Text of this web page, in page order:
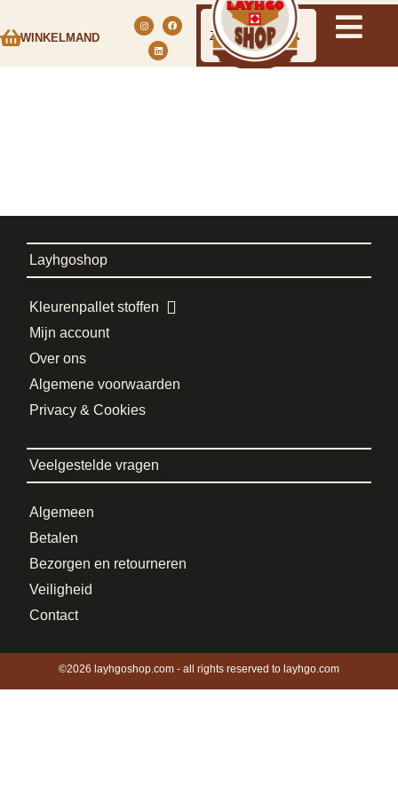
WINKELMAND
Layhgoshop
Kleurenpallet stoffen
Mijn account
Over ons
Algemene voorwaarden
Privacy & Cookies
Veelgestelde vragen
Algemeen
Betalen
Bezorgen en retourneren
Veiligheid
Contact
©2026 layhgoshop.com - all rights reserved to layhgo.com